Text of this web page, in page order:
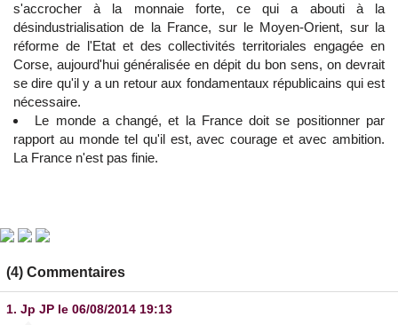
s'accrocher à la monnaie forte, ce qui a abouti à la
désindustrialisation de la France, sur le Moyen-Orient, sur la
réforme de l'Etat et des collectivités territoriales engagée en
Corse, aujourd'hui généralisée en dépit du bon sens, on devrait
se dire qu'il y a un retour aux fondamentaux républicains qui est
nécessaire.
Le monde a changé, et la France doit se positionner par
rapport au monde tel qu'il est, avec courage et avec ambition.
La France n'est pas finie.
(4) Commentaires
1. Jp JP le 06/08/2014 19:13